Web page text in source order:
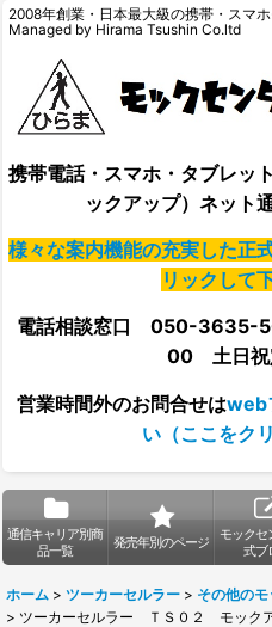
2008年創業・日本最大級の携帯・スマ
Managed by Hirama Tsushin Co.ltd
携帯電話・スマホ・タブレッ
ックアップ）ネット
様々な案内機能の充実した正
リックして
電話相談窓口 050-3635-
00 土日祝
営業時間外のお問合せはweb
い（ここをク
通信キャリア別商
品一覧
発売年別のページ
モックセ
式ブ
ホーム > ツーカーセルラー > その他のモ
> ツーカーセルラー ＴＳ０２ モック